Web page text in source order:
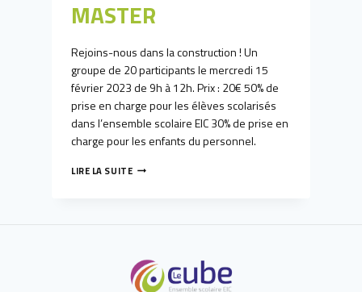
MASTER
Rejoins-nous dans la construction ! Un
groupe de 20 participants le mercredi 15
février 2023 de 9h à 12h. Prix : 20€ 50% de
prise en charge pour les élèves scolarisés
dans l’ensemble scolaire EIC 30% de prise en
charge pour les enfants du personnel.
LIRE LA SUITECLASSE